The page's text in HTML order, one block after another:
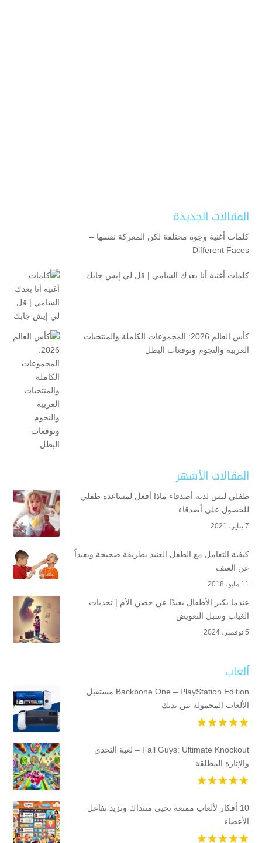
المقالات الجديدة
كلمات أغنية وجوه مختلفة لكن المعركة نفسها –
Different Faces
كلمات أغنية أنا بعدك الشامي | قل لي إيش جابك
كأس العالم 2026: المجموعات الكاملة والمنتخبات
العربية والنجوم وتوقعات البطل
المقالات الأشهر
طفلي ليس لديه أصدقاء ماذا أفعل لمساعدة طفلي
للحصول على أصدقاء
7 يناير، 2021
كيفية التعامل مع الطفل العنيد بطريقة صحيحة وبعيداً
عن العنف
11 مايو، 2018
عندما يكبر الأطفال بعيدًا عن حضن الأم | تحديات
الغياب وسبل التعويض
5 نوفمبر، 2024
ألعاب
Backbone One – PlayStation Edition مستقبل
الألعاب المحمولة بين يديك
Fall Guys: Ultimate Knockout – لعبة التحدي
والإثارة المطلقة
10 أفكار لألعاب ممتعة تحيي منتداك وتزيد تفاعل
الأعضاء